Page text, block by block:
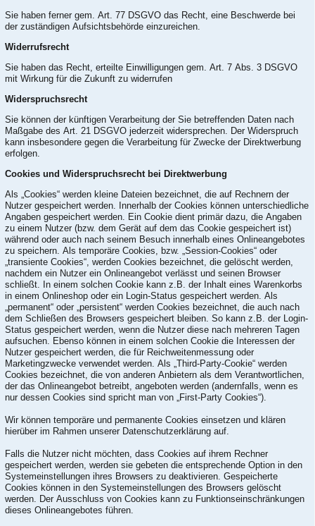
Sie haben ferner gem. Art. 77 DSGVO das Recht, eine Beschwerde bei
der zuständigen Aufsichtsbehörde einzureichen.
Widerrufsrecht
Sie haben das Recht, erteilte Einwilligungen gem. Art. 7 Abs. 3 DSGVO
mit Wirkung für die Zukunft zu widerrufen
Widerspruchsrecht
Sie können der künftigen Verarbeitung der Sie betreffenden Daten nach
Maßgabe des Art. 21 DSGVO jederzeit widersprechen. Der Widerspruch
kann insbesondere gegen die Verarbeitung für Zwecke der Direktwerbung
erfolgen.
Cookies und Widerspruchsrecht bei Direktwerbung
Als „Cookies“ werden kleine Dateien bezeichnet, die auf Rechnern der
Nutzer gespeichert werden. Innerhalb der Cookies können unterschiedliche
Angaben gespeichert werden. Ein Cookie dient primär dazu, die Angaben
zu einem Nutzer (bzw. dem Gerät auf dem das Cookie gespeichert ist)
während oder auch nach seinem Besuch innerhalb eines Onlineangebotes
zu speichern. Als temporäre Cookies, bzw. „Session-Cookies“ oder
„transiente Cookies“, werden Cookies bezeichnet, die gelöscht werden,
nachdem ein Nutzer ein Onlineangebot verlässt und seinen Browser
schließt. In einem solchen Cookie kann z.B. der Inhalt eines Warenkorbs
in einem Onlineshop oder ein Login-Status gespeichert werden. Als
„permanent“ oder „persistent“ werden Cookies bezeichnet, die auch nach
dem Schließen des Browsers gespeichert bleiben. So kann z.B. der Login-
Status gespeichert werden, wenn die Nutzer diese nach mehreren Tagen
aufsuchen. Ebenso können in einem solchen Cookie die Interessen der
Nutzer gespeichert werden, die für Reichweitenmessung oder
Marketingzwecke verwendet werden. Als „Third-Party-Cookie“ werden
Cookies bezeichnet, die von anderen Anbietern als dem Verantwortlichen,
der das Onlineangebot betreibt, angeboten werden (andernfalls, wenn es
nur dessen Cookies sind spricht man von „First-Party Cookies“).
Wir können temporäre und permanente Cookies einsetzen und klären
hierüber im Rahmen unserer Datenschutzerklärung auf.
Falls die Nutzer nicht möchten, dass Cookies auf ihrem Rechner
gespeichert werden, werden sie gebeten die entsprechende Option in den
Systemeinstellungen ihres Browsers zu deaktivieren. Gespeicherte
Cookies können in den Systemeinstellungen des Browsers gelöscht
werden. Der Ausschluss von Cookies kann zu Funktionseinschränkungen
dieses Onlineangebotes führen.